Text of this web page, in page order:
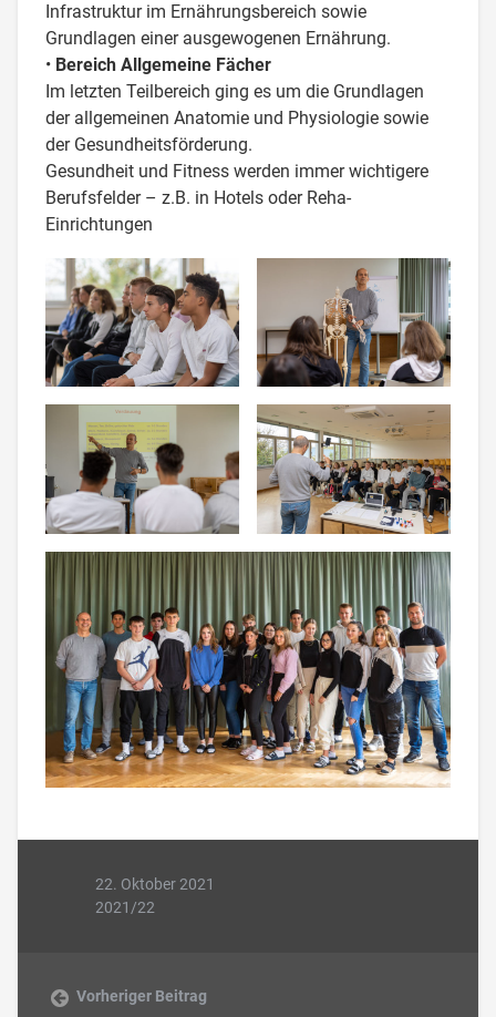
Infrastruktur im Ernährungsbereich sowie
Grundlagen einer ausgewogenen Ernährung.
• Bereich Allgemeine Fächer
Im letzten Teilbereich ging es um die Grundlagen
der allgemeinen Anatomie und Physiologie sowie
der Gesundheitsförderung.
Gesundheit und Fitness werden immer wichtigere
Berufsfelder – z.B. in Hotels oder Reha-
Einrichtungen
22. Oktober 2021
2021/22
Vorheriger Beitrag